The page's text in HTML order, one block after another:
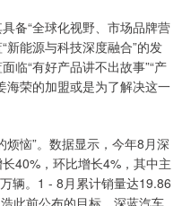
备“全球化视野、市场品牌营
新能源与科技深度融合”的发
临“有好产品讲不出故事”“产
海荣的加盟或是为了解决这一
烦恼”。数据显示，今年8月深
40%，环比增长4%，其中主
辆。1 - 8月累计销量达19.86